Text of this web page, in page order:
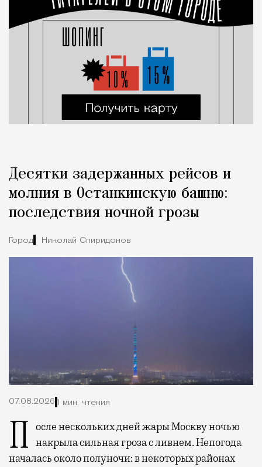
Десятки задержанных рейсов и
молния в Останкинскую башню:
последствия ночной грозы
Город Николай Спиридонов
07.08.2026 1 мин. чтения
После нескольких дней жары Москву ночью накрыла сильная гроза с ливнем. Непогода
началась около полуночи: в некоторых районах